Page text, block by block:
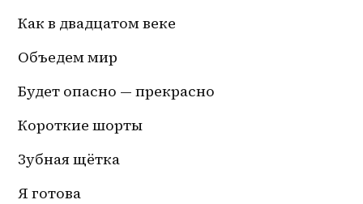
Как в двадцатом веке
Объедем мир
Будет опасно — прекрасно
Короткие шорты
Зубная щётка
Я готова